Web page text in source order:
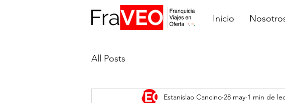
Inicio
All Posts
Estanislao Cancino 28 may 1 min de